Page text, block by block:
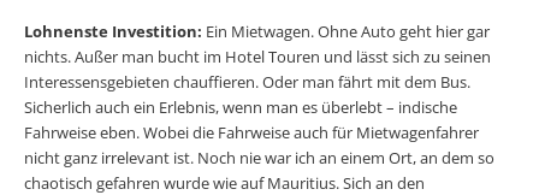
Lohnenste Investition: Ein Mietwagen. Ohne Auto geht hier gar
nichts. Außer man bucht im Hotel Touren und lässt sich zu seinen
Interessensgebieten chauffieren. Oder man fährt mit dem Bus.
Sicherlich auch ein Erlebnis, wenn man es überlebt – indische
Fahrweise eben. Wobei die Fahrweise auch für Mietwagenfahrer
nicht ganz irrelevant ist. Noch nie war ich an einem Ort, an dem so
chaotisch gefahren wurde wie auf Mauritius. Sich an den